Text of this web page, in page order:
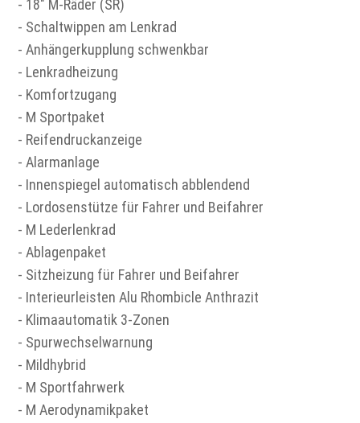
- 18" M-Räder (SR)
- Schaltwippen am Lenkrad
- Anhängerkupplung schwenkbar
- Lenkradheizung
- Komfortzugang
- M Sportpaket
- Reifendruckanzeige
- Alarmanlage
- Innenspiegel automatisch abblendend
- Lordosenstütze für Fahrer und Beifahrer
- M Lederlenkrad
- Ablagenpaket
- Sitzheizung für Fahrer und Beifahrer
- Interieurleisten Alu Rhombicle Anthrazit
- Klimaautomatik 3-Zonen
- Spurwechselwarnung
- Mildhybrid
- M Sportfahrwerk
- M Aerodynamikpaket